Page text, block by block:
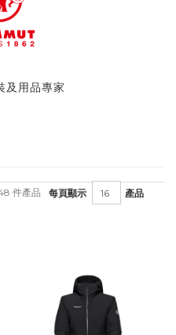
及用品專家
每頁顯示 產品
件產品